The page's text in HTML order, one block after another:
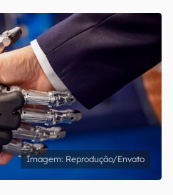
Reprodução/Envato